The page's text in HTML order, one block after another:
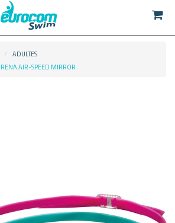
ADULTES
AIR-SPEED MIRROR